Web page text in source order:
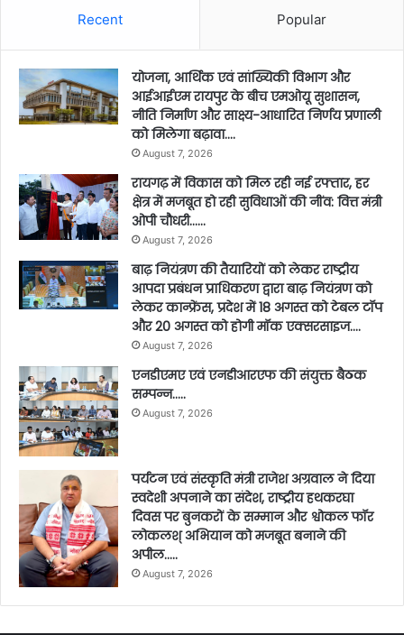
Recent Popular
योजना, आर्थिक एवं सांख्यिकी विभाग और
आईआईएम रायपुर के बीच एमओयू सुशासन,
नीति निर्माण और साक्ष्य-आधारित निर्णय प्रणाली
को मिलेगा बढ़ावा….
August 7, 2026
रायगढ़ में विकास को मिल रही नई रफ्तार, हर
क्षेत्र में मजबूत हो रही सुविधाओं की नींव: वित्त मंत्री
ओपी चौधरी……
August 7, 2026
बाढ़ नियंत्रण की तैयारियों को लेकर राष्ट्रीय
आपदा प्रबंधन प्राधिकरण द्वारा बाढ़ नियंत्रण को
लेकर कान्फ्रेंस, प्रदेश में 18 अगस्त को टेबल टॉप
और 20 अगस्त को होगी मॉक एक्सरसाइज….
August 7, 2026
एनडीएमए एवं एनडीआरएफ की संयुक्त बैठक
सम्पन्न…..
August 7, 2026
पर्यटन एवं संस्कृति मंत्री राजेश अग्रवाल ने दिया
स्वदेशी अपनाने का संदेश, राष्ट्रीय हथकरघा
दिवस पर बुनकरों के सम्मान और श्वोकल फॉर
लोकलश् अभियान को मजबूत बनाने की
अपील…..
August 7, 2026